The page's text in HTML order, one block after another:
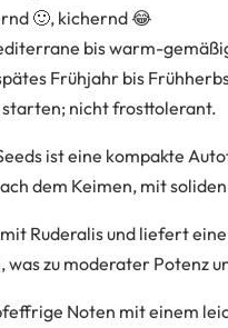
🙂, kichernd 😂
bis warm-
Frühjahr bis
nicht frosttolerant.
ist eine kompakte
dem Keimen, mit
Ruderalis und liefert
was zu moderater Potenz
Noten mit einem